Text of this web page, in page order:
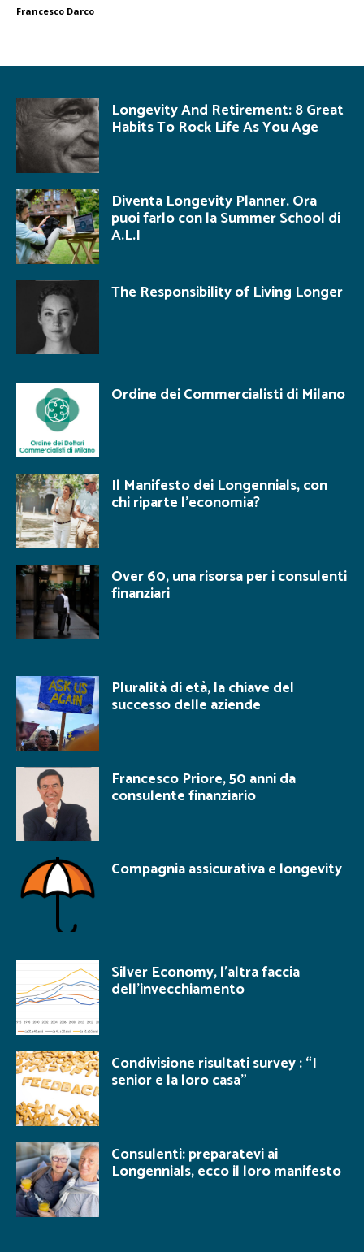
Francesco Darco
Longevity And Retirement: 8 Great
Habits To Rock Life As You Age
Diventa Longevity Planner. Ora
puoi farlo con la Summer School di
A.L.I
The Responsibility of Living Longer
Ordine dei Commercialisti di Milano
Il Manifesto dei Longennials, con
chi riparte l’economia?
Over 60, una risorsa per i consulenti
finanziari
Pluralità di età, la chiave del
successo delle aziende
Francesco Priore, 50 anni da
consulente finanziario
Compagnia assicurativa e longevity
Silver Economy, l’altra faccia
dell’invecchiamento
Condivisione risultati survey : “I
senior e la loro casa”
Consulenti: preparatevi ai
Longennials, ecco il loro manifesto